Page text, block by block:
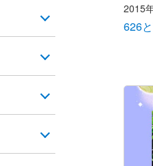
2015
626